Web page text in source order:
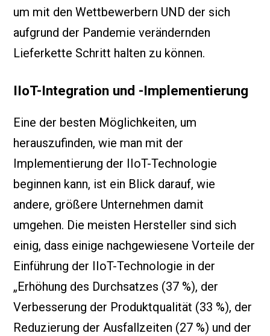
um mit den Wettbewerbern UND der sich
aufgrund der Pandemie verändernden
Lieferkette Schritt halten zu können.
IIoT-Integration und -Implementierung
Eine der besten Möglichkeiten, um
herauszufinden, wie man mit der
Implementierung der IIoT-Technologie
beginnen kann, ist ein Blick darauf, wie
andere, größere Unternehmen damit
umgehen. Die meisten Hersteller sind sich
einig, dass einige nachgewiesene Vorteile der
Einführung der IIoT-Technologie in der
„Erhöhung des Durchsatzes (37 %), der
Verbesserung der Produktqualität (33 %), der
Reduzierung der Ausfallzeiten (27 %) und der